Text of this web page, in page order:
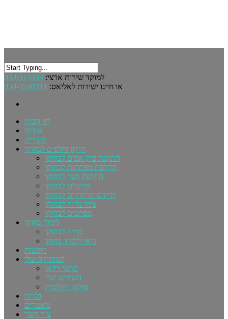
למוקד שירות ארצי: 03-9313334
או חייגו ישירות לאליאס: 050-3240211
דף הבית
אודות
מוצרים
תיקון וחלפים לבוזוקי
התקנת פיק אפים לבוזוקי
החלפת מפתחות לבוזוקי
החלפת גשר לבוזוקי
מיתרים לבוזוקי
תיקים ונרתיקים לבוזוקי
ציוד נלווה לבוזוקי
מפרטים לבוזוקי
לימוד בוזוקי
מורה לבוזוקי
בואו ללמוד בוזוקי
הופעות
המוסיקה שלי
סרטי וידאו
השירים שלי
אולפן הקלטות
גלריה
מאמרים
צור קשר